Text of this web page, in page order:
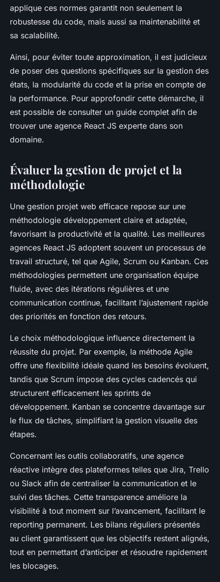
applique ces normes garantit non seulement la
robustesse du code, mais aussi sa maintenabilité et
sa scalabilité.
Ainsi, pour éviter toute approximation, il est judicieux
de poser des questions spécifiques sur la gestion des
états, la modularité du code et la prise en compte de
la performance. Pour approfondir cette démarche, il
est possible de consulter un guide complet afin de
trouver une agence React JS experte dans son
domaine.
Évaluer la gestion de projet et la
méthodologie
Une gestion projet web efficace repose sur une
méthodologie développement claire et adaptée,
favorisant la productivité et la qualité. Les meilleures
agences React JS adoptent souvent un processus de
travail structuré, tel que Agile, Scrum ou Kanban. Ces
méthodologies permettent une organisation équipe
fluide, avec des itérations régulières et une
communication continue, facilitant l’ajustement rapide
des priorités en fonction des retours.
Le choix méthodologique influence directement la
réussite du projet. Par exemple, la méthode Agile
offre une flexibilité idéale quand les besoins évoluent,
tandis que Scrum impose des cycles cadencés qui
structurent efficacement les sprints de
développement. Kanban se concentre davantage sur
le flux de tâches, simplifiant la gestion visuelle des
étapes.
Concernant les outils collaboratifs, une agence
réactive intègre des plateformes telles que Jira, Trello
ou Slack afin de centraliser la communication et le
suivi des tâches. Cette transparence améliore la
visibilité à tout moment sur l’avancement, facilitant le
reporting permanent. Les bilans réguliers présentés
au client garantissent que les objectifs restent alignés,
tout en permettant d’anticiper et résoudre rapidement
les blocages.